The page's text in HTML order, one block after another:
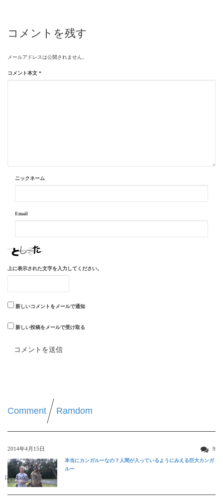
コメントを残す
メールアドレスは公開されません。
コメント本文 *
ニックネーム
Email
上に表示された文字を入力してください。
新しいコメントをメールで通知
新しい投稿をメールで受け取る
Comment Ramdom
2014年4月15日 9
ほんわか映像
本当にカンガルーなの？人間が入っているようにみえる巨大カンガ
ルー